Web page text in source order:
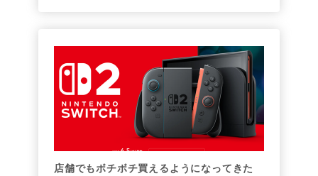
店舗でもボチボチ買えるようになってきた